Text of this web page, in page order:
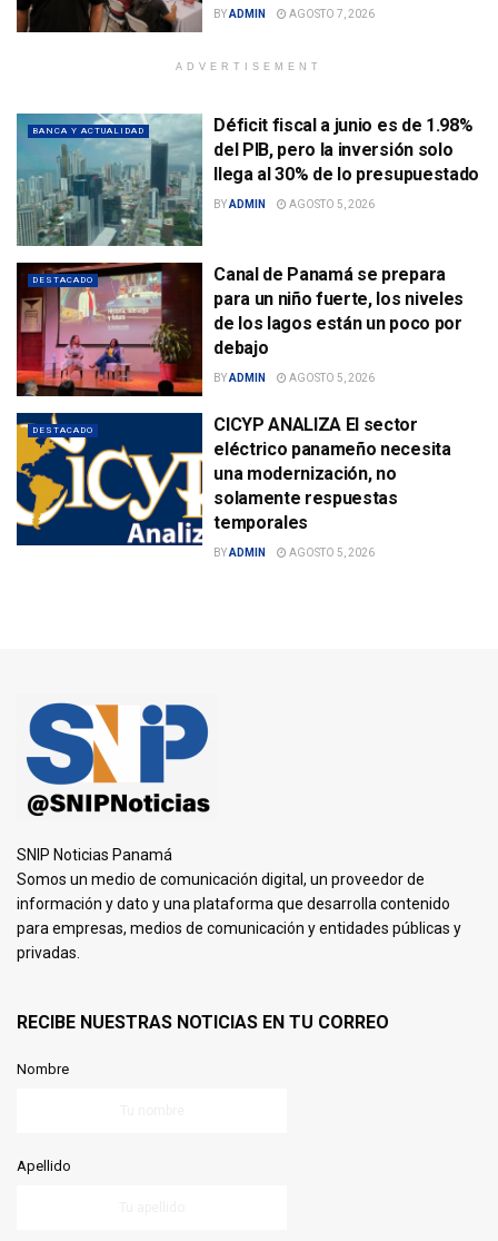
BYADMIN AGOSTO 7, 2026
ADVERTISEMENT
BANCA Y ACTUALIDAD
Déficit fiscal a junio es de 1.98%
del PIB, pero la inversión solo
llega al 30% de lo presupuestado
BYADMIN AGOSTO 5, 2026
DESTACADO
Canal de Panamá se prepara
para un niño fuerte, los niveles
de los lagos están un poco por
debajo
BYADMIN AGOSTO 5, 2026
DESTACADO
CICYP ANALIZA El sector
eléctrico panameño necesita
una modernización, no
solamente respuestas
temporales
BYADMIN AGOSTO 5, 2026
SNIP Noticias Panamá
Somos un medio de comunicación digital, un proveedor de
información y dato y una plataforma que desarrolla contenido
para empresas, medios de comunicación y entidades públicas y
privadas.
RECIBE NUESTRAS NOTICIAS EN TU CORREO
Nombre
Apellido